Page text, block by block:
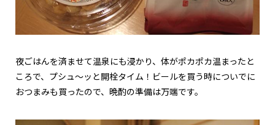
夜ごはんを済ませて温泉にも浸かり、体がポカポカ温まったと
ころで、プシュ〜ッと開栓タイム！ビールを買う時についでに
おつまみも買ったので、晩酌の準備は万端です。